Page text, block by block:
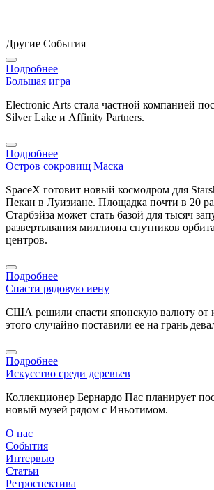
Другие События
Подробнее
Большая игра
Electronic Arts стала частной компанией
Silver Lake и Affinity Partners.
Подробнее
Остров сокровищ Маска
SpaceX готовит новый космодром для
Пекан в Луизиане. Площадка почти в 20
Старбэйза может стать базой для тысяч
развертывания миллиона спутников
центров.
Подробнее
Спасти рядовую иену
США решили спасти японскую валюту от
этого случайно поставили ее на грань
Подробнее
Искусство среди деревьев
Коллекционер Бернардо Пас планирует
новый музей рядом с Иньотимом.
О нас
События
Интервью
Статьи
Ретроспектива